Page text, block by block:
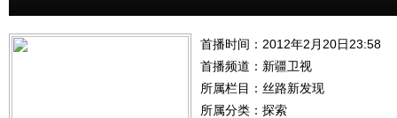
首播时间：2012年2月20日23:58
首播频道： 新疆卫视
所属栏目： 丝路新发现
所属分类：探索